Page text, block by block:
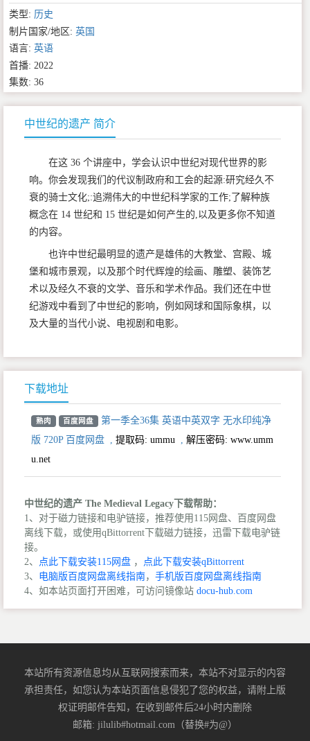
类型: 历史
制片国家/地区: 英国
语言: 英语
首播: 2022
集数: 36
中世纪的遗产 简介
在这 36 个讲座中，学会认识中世纪对现代世界的影
响。你会发现我们的代议制政府和工会的起源:研究经久不
衰的骑士文化;:追溯伟大的中世纪科学家的工作;了解种族
概念在 14 世纪和 15 世纪是如何产生的,以及更多你不知道
的内容。
也许中世纪最明显的遗产是雄伟的大教堂、宫殿、城
堡和城市景观，以及那个时代辉煌的绘画、雕塑、装饰艺
术以及经久不衰的文学、音乐和学术作品。我们还在中世
纪游戏中看到了中世纪的影响，例如网球和国际象棋，以
及大量的当代小说、电视剧和电影。
下载地址
熟肉 百度网盘
第一季全36集 英语中英双字 无水印纯净
版 720P 百度网盘
提取码: ummu
解压密码: www.umm
u.net
中世纪的遗产 The Medieval Legacy下载帮助：
1、对于磁力链接和电驴链接，推荐使用115网盘、百度网盘
离线下载，或使用qBittorrent下载磁力链接，迅雷下载电驴链
接。
2、
点此下载安装115网盘 ，
点此下载安装qBittorrent
3、 电脑版百度网盘离线指南， 手机版百度网盘离线指南
4、如本站页面打开困难，可访问镜像站 docu-hub.com
本站所有资源信息均从互联网搜索而来，本站不对显示的内容
承担责任，如您认为本站页面信息侵犯了您的权益，请附上版
权证明邮件告知，在收到邮件后24小时内删除
邮箱: jilulib#hotmail.com（替换#为@）